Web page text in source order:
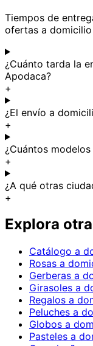
Tiempos de
ofertas a
¿Cuánto tarda la
Apodaca?
+
¿El envío a
+
¿Cuántos
+
¿A qué otras
+
Explora
Catálogo a
Rosas a
Gerberas a
Girasoles a
Regalos a
Peluches a
Globos a
Pasteles a